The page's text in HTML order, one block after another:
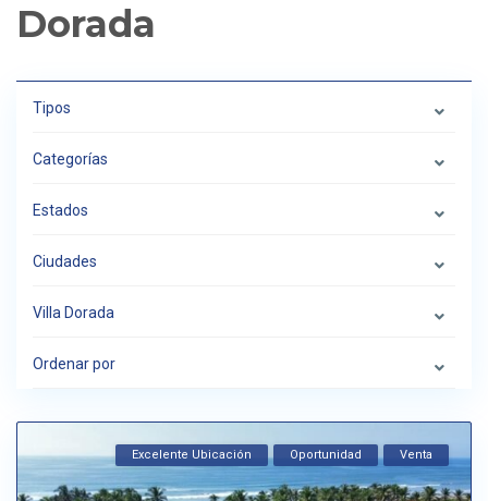
Dorada
Tipos
Categorías
Estados
Ciudades
Villa Dorada
Ordenar por
Excelente Ubicación Oportunidad Venta